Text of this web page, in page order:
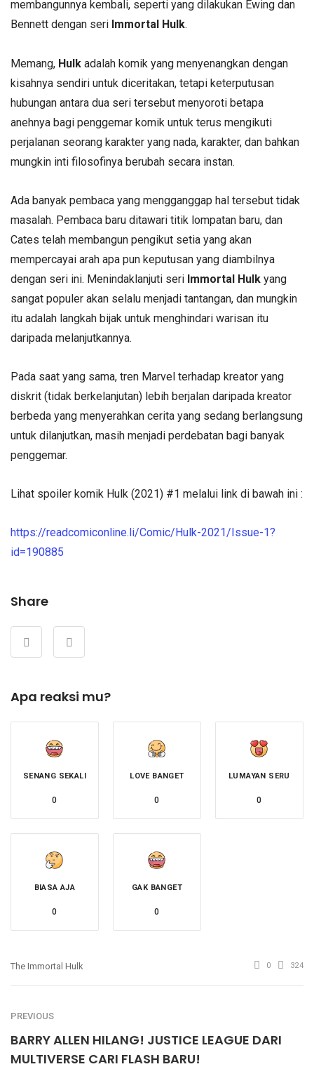
membangunnya kembali, seperti yang dilakukan Ewing dan
Bennett dengan seri Immortal Hulk.
Memang, Hulk adalah komik yang menyenangkan dengan
kisahnya sendiri untuk diceritakan, tetapi keterputusan
hubungan antara dua seri tersebut menyoroti betapa
anehnya bagi penggemar komik untuk terus mengikuti
perjalanan seorang karakter yang nada, karakter, dan bahkan
mungkin inti filosofinya berubah secara instan.
Ada banyak pembaca yang mengganggap hal tersebut tidak
masalah. Pembaca baru ditawari titik lompatan baru, dan
Cates telah membangun pengikut setia yang akan
mempercayai arah apa pun keputusan yang diambilnya
dengan seri ini. Menindaklanjuti seri Immortal Hulk yang
sangat populer akan selalu menjadi tantangan, dan mungkin
itu adalah langkah bijak untuk menghindari warisan itu
daripada melanjutkannya.
Pada saat yang sama, tren Marvel terhadap kreator yang
diskrit (tidak berkelanjutan) lebih berjalan daripada kreator
berbeda yang menyerahkan cerita yang sedang berlangsung
untuk dilanjutkan, masih menjadi perdebatan bagi banyak
penggemar.
Lihat spoiler komik Hulk (2021) #1 melalui link di bawah ini :
https://readcomiconline.li/Comic/Hulk-2021/Issue-1?
id=190885
Share
Apa reaksi mu?
SENANG SEKALI
0
LOVE BANGET
0
LUMAYAN SERU
0
BIASA AJA
0
GAK BANGET
0
The Immortal Hulk 0 324
PREVIOUS
BARRY ALLEN HILANG! JUSTICE LEAGUE DARI
MULTIVERSE CARI FLASH BARU!